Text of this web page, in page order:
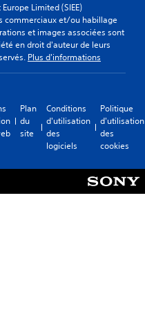
Limited (SIEE)
commerciaux et/ou habillage
et images associées sont
en droit d'auteur de leurs
Plus d'informations
Plan
du
site
Conditions
d'utilisation
des
logiciels
Politique
d'utilisation
des
cookies